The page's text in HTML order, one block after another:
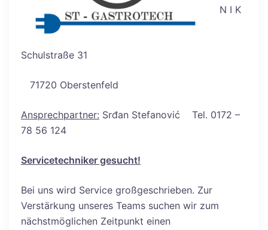
N I K
Schulstraße 31
71720 Oberstenfeld
Ansprechpartner: Srđan Stefanović Tel. 0172 –
78 56 124
Servicetechniker gesucht!
Bei uns wird Service großgeschrieben. Zur
Verstärkung unseres Teams suchen wir zum
nächstmöglichen Zeitpunkt einen